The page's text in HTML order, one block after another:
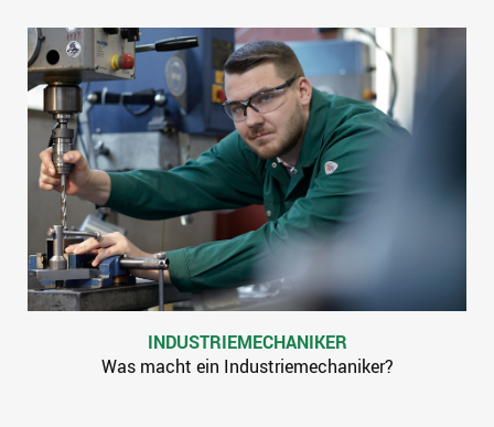
INDUSTRIEMECHANIKER
Was macht ein Industriemechaniker?